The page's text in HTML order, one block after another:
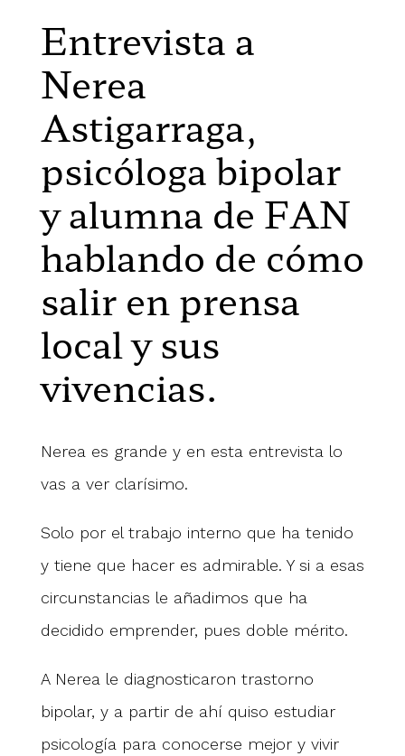
Entrevista a
Nerea
Astigarraga,
psicóloga bipolar
y alumna de FAN
hablando de cómo
salir en prensa
local y sus
vivencias.
Nerea es grande y en esta entrevista lo
vas a ver clarísimo.
Solo por el trabajo interno que ha tenido
y tiene que hacer es admirable. Y si a esas
circunstancias le añadimos que ha
decidido emprender, pues doble mérito.
A Nerea le diagnosticaron trastorno
bipolar, y a partir de ahí quiso estudiar
psicología para conocerse mejor y vivir